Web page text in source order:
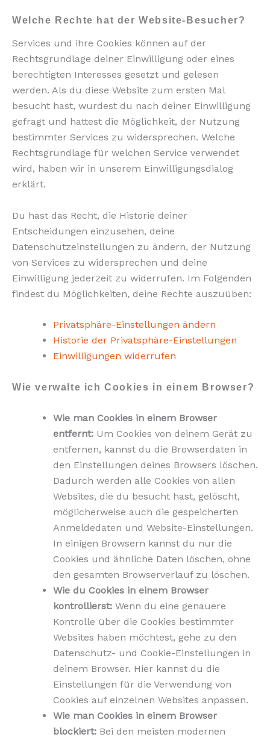
Welche Rechte hat der Website-Besucher?
Services und ihre Cookies können auf der
Rechtsgrundlage deiner Einwilligung oder eines
berechtigten Interesses gesetzt und gelesen
werden. Als du diese Website zum ersten Mal
besucht hast, wurdest du nach deiner Einwilligung
gefragt und hattest die Möglichkeit, der Nutzung
bestimmter Services zu widersprechen. Welche
Rechtsgrundlage für welchen Service verwendet
wird, haben wir in unserem Einwilligungsdialog
erklärt.
Du hast das Recht, die Historie deiner
Entscheidungen einzusehen, deine
Datenschutzeinstellungen zu ändern, der Nutzung
von Services zu widersprechen und deine
Einwilligung jederzeit zu widerrufen. Im Folgenden
findest du Möglichkeiten, deine Rechte auszuüben:
Privatsphäre-Einstellungen ändern
Historie der Privatsphäre-Einstellungen
Einwilligungen widerrufen
Wie verwalte ich Cookies in einem Browser?
Wie man Cookies in einem Browser
entfernt: Um Cookies von deinem Gerät zu
entfernen, kannst du die Browserdaten in
den Einstellungen deines Browsers löschen.
Dadurch werden alle Cookies von allen
Websites, die du besucht hast, gelöscht,
möglicherweise auch die gespeicherten
Anmeldedaten und Website-Einstellungen.
In einigen Browsern kannst du nur die
Cookies und ähnliche Daten löschen, ohne
den gesamten Browserverlauf zu löschen.
Wie du Cookies in einem Browser
kontrollierst: Wenn du eine genauere
Kontrolle über die Cookies bestimmter
Websites haben möchtest, gehe zu den
Datenschutz- und Cookie-Einstellungen in
deinem Browser. Hier kannst du die
Einstellungen für die Verwendung von
Cookies auf einzelnen Websites anpassen.
Wie man Cookies in einem Browser
blockiert: Bei den meisten modernen